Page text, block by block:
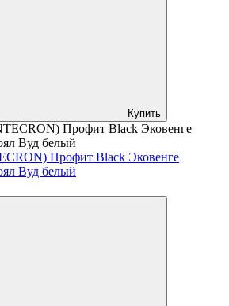
Купить
Профит Black Эковенге
Вуд белый